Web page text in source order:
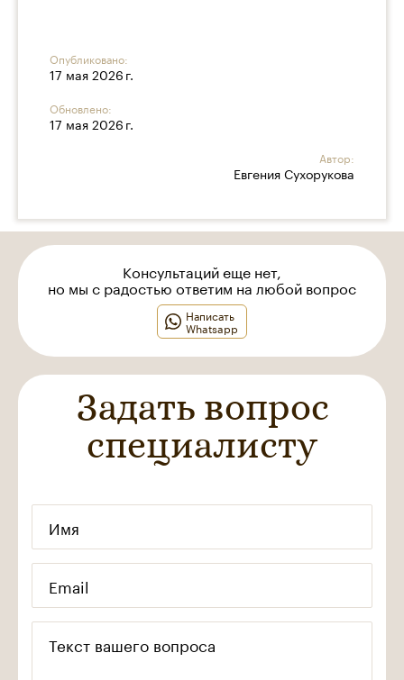
Опубликовано:
17 мая 2026 г.
Обновлено:
17 мая 2026 г.
Автор:
Евгения Сухорукова
Консультаций еще нет,
но мы с радостью ответим на любой вопрос
Написать
Whatsapp
Задать вопрос
специалисту
Имя
Email
Текст вашего вопроса